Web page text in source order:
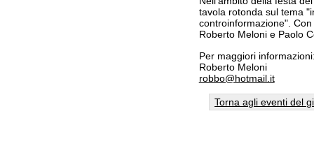
tavola rotonda sul tema
controinformazione".
Roberto Meloni e Paolo
Per maggiori
Roberto Meloni
robbo@hotmail.it
Torna agli eventi del